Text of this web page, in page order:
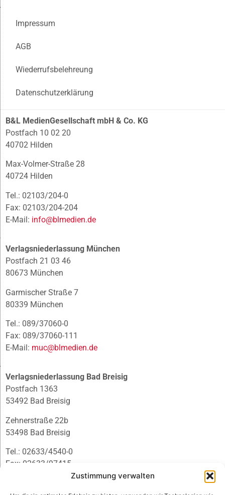
Zustimmung verwalten
Impressum
AGB
Wiederrufsbelehreung
Datenschutzerklärung
B&L MedienGesellschaft mbH & Co. KG
Postfach 10 02 20
40702 Hilden
Max-Volmer-Straße 28
40724 Hilden
Tel.: 02103/204-0
Fax: 02103/204-204
E-Mail: info@blmedien.de
Verlagsniederlassung München
Postfach 21 03 46
80673 München
Garmischer Straße 7
80339 München
Tel.: 089/37060-0
Fax: 089/37060-111
E-Mail: muc@blmedien.de
Verlagsniederlassung Bad Breisig
Postfach 1363
53492 Bad Breisig
Zehnerstraße 22b
53498 Bad Breisig
Tel.: 02633/4540-0
Fax: 02633/97415
infobb@blmedien.de